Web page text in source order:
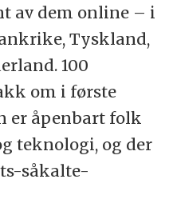
av dem online – i
Tyskland,
100
om i første
er åpenbart folk
teknologi, og der
såkalte-